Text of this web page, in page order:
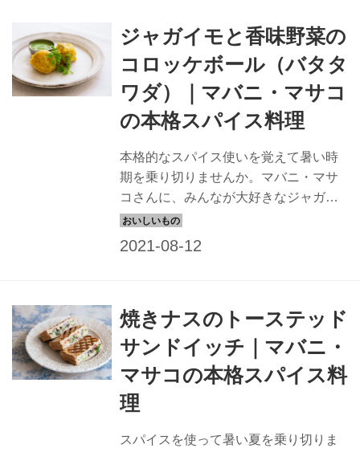
ジャガイモと香味野菜の
コロッケボール（バタタ
ワダ）｜マバニ・マサコ
の本格スパイス料理
本格的なスパイス使いを覚えて暑い時
期を乗り切りませんか。マバニ・マサ
コさんに、みんなが大好きなジャガイ
モのコロッケボールのつくり方を教え
ていただきました。スナック感覚で食
焼きナスのトーステッド
サンドイッチ｜マバニ・
マサコの本格スパイス料
理
スパイスを使って暑い夏を乗り切りま